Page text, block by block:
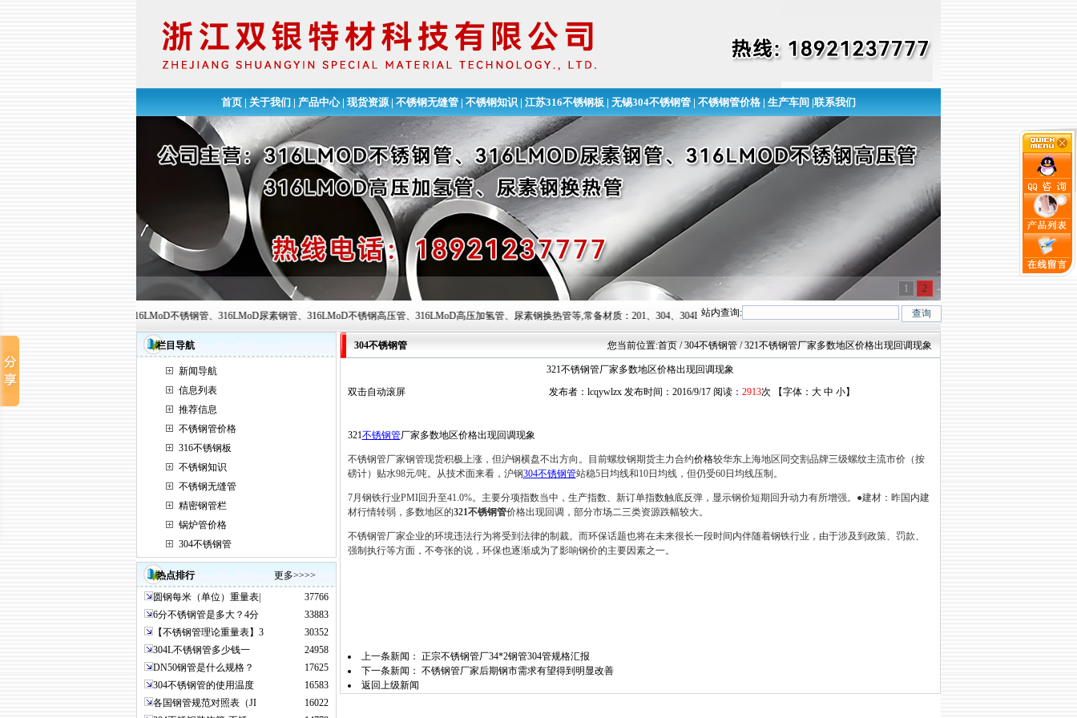
首页 | 关于我们 | 产品中心| 现货资源| 不锈钢无缝管 | 不锈钢知识 | 江苏316不锈钢板 | 无锡304不锈钢管 | 不锈钢管价格 | 生产车间 |联系我们
无缝钢管 1 2
欢迎您的到来!公司主营：316LMoD不锈钢管、316LMoD尿素钢管、316LMoD不锈钢高压管、316LMoD高压加氢管、尿素钢换热管等,常备材质：201、304、304L、316、316L、321等六大常用钢种及2520、309S、904L、317L、347H、2205等特殊不锈钢
站内查询:
栏目导航
新闻导航
信息列表
推荐信息
不锈钢管价格
316不锈钢板
不锈钢知识
不锈钢无缝管
精密钢管栏
锅炉管价格
304不锈钢管
热点排行
更多>>>>
圆钢每米（单位）重量表|
37766
6分不锈钢管是多大？4分
33883
【不锈钢管理论重量表】3
30352
304L不锈钢管多少钱一
24958
DN50钢管是什么规格？
17625
304不锈钢管的使用温度
16583
各国钢管规范对照表（JI
16022
304不锈钢管 您当前位置:首页 / 304不锈钢管 / 321不锈钢管厂家多数地区价格出现回调现象
321不锈钢管厂家多数地区价格出现回调现象
双击自动滚屏
发布者：lcqywlzx 发布时间：2016/9/17 阅读： 2913次 【字体： 大 中 小】
321不锈钢管厂家多数地区价格出现回调现象
不锈钢管厂家钢管现货积极上涨，但沪钢横盘不出方向。目前螺纹钢期货主力合约价格较华东上海地区同交割品牌三级螺纹主流市价（按
磅计）贴水98元/吨。从技术面来看，沪钢304不锈钢管站稳5日均线和10日均线，但仍受60日均线压制。
7月钢铁行业PMI回升至41.0%。主要分项指数当中，生产指数、新订单指数触底反弹，显示钢价短期回升动力有所增强。●建材：昨国内建
材行情转弱，多数地区的321不锈钢管价格出现回调，部分市场二三类资源跌幅较大。
不锈钢管厂家企业的环境违法行为将受到法律的制裁。而环保话题也将在未来很长一段时间内伴随着钢铁行业，由于涉及到政策、罚款、
强制执行等方面，不夸张的说，环保也逐渐成为了影响钢价的主要因素之一。
上一条新闻： 正宗不锈钢管厂34*2钢管304管规格汇报
下一条新闻： 不锈钢管厂家后期钢市需求有望得到明显改善
返回上级新闻